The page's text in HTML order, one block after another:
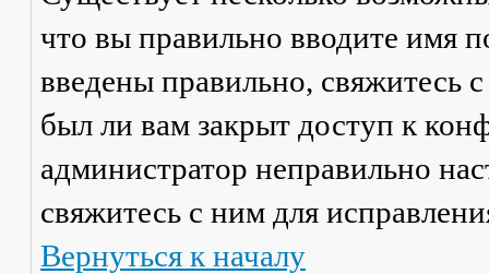
что вы правильно вводите имя
введены правильно, свяжитесь
был ли вам закрыт доступ к
администратор неправильно
свяжитесь с ним для
Вернуться к началу